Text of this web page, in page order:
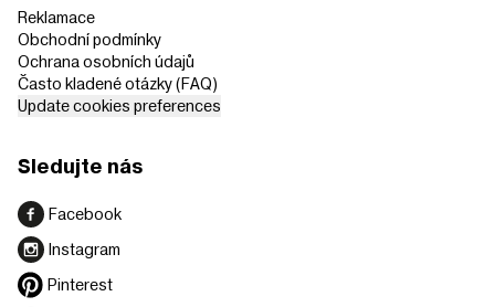
Reklamace
Obchodní podmínky
Ochrana osobních údajů
Často kladené otázky (FAQ)
Update cookies preferences
Sledujte nás
Facebook
Instagram
Pinterest